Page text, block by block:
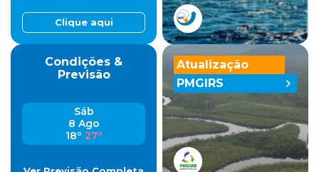
Clique aqui
Condições &
Previsão
Sáb
8 Ago
18º 27º
Atualização
PMGIRS